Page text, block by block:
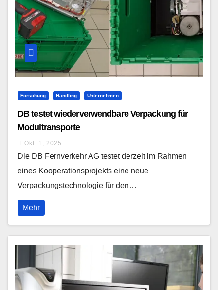
Forschung Handling Unternehmen
DB testet wiederverwendbare Verpackung für
Modultransporte
Okt. 1, 2025
Die DB Fernverkehr AG testet derzeit im Rahmen
eines Kooperationsprojekts eine neue
Verpackungstechnologie für den…
Mehr